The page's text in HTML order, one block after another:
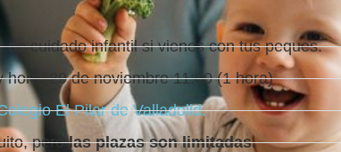
de cuidado infantil si vienes con tus peques.
hora: 29 de noviembre 11:00 (1 hora)
El Pilar de Valladolid.
perolas plazas son limitadas.